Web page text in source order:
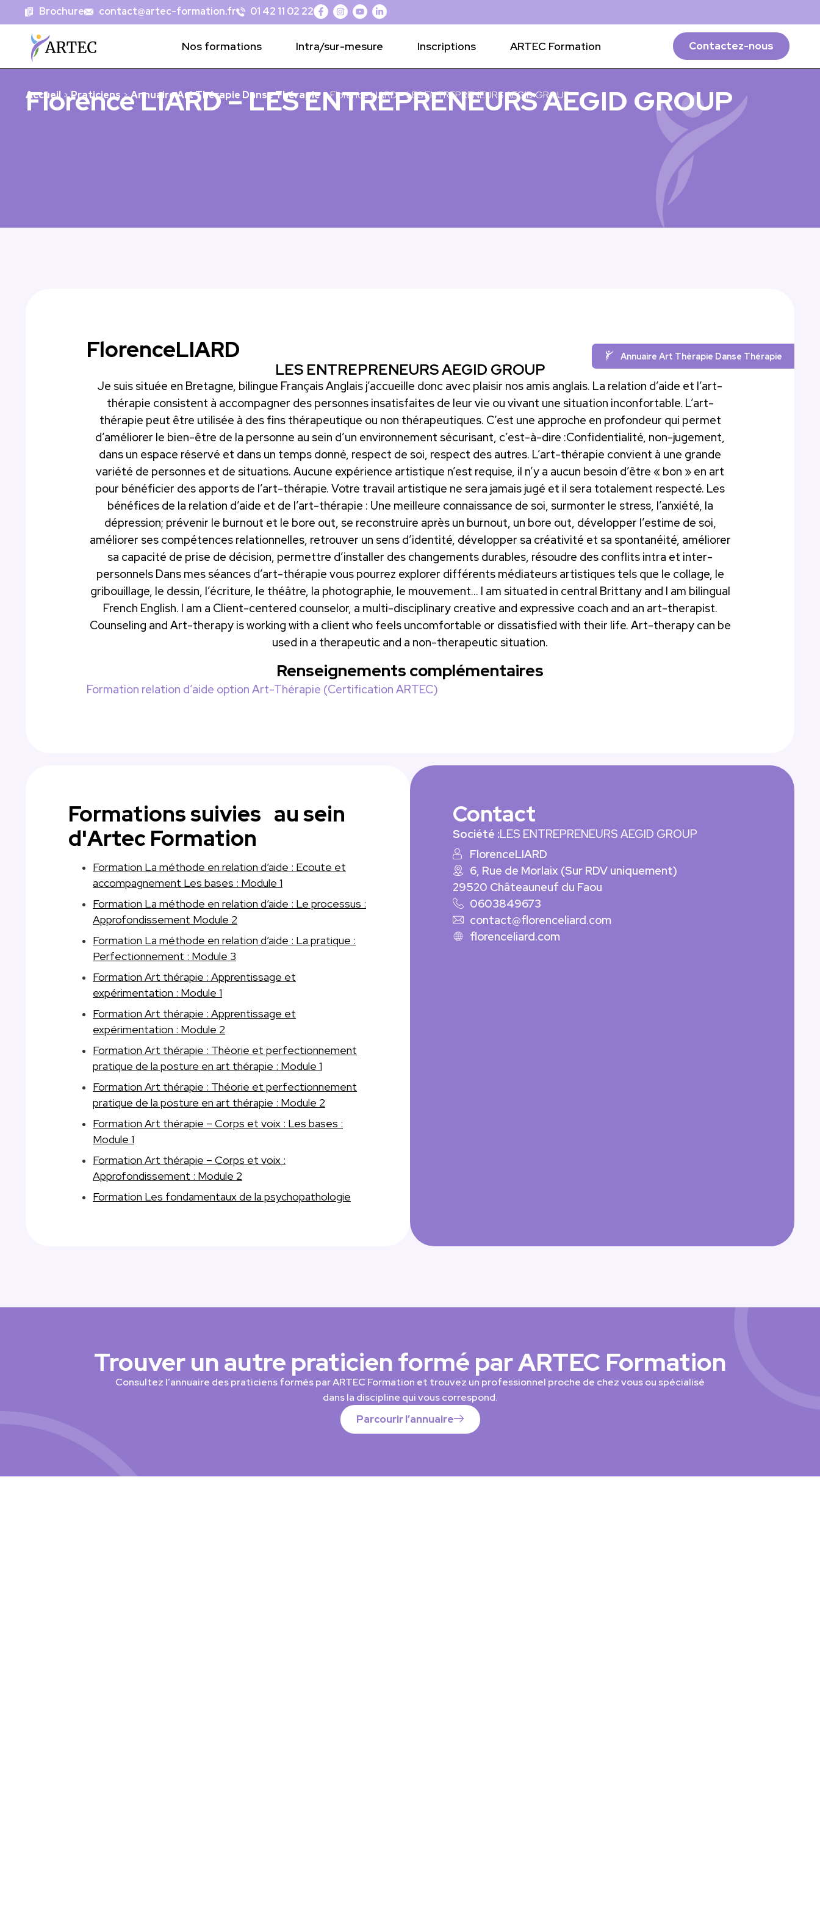
Brochure contact@artec-formation.fr 01 42 11 02 22
Nos formations Intra/sur-mesure Inscriptions ARTEC Formation Contactez-nous
Accueil>Praticiens>Annuaire Art Thérapie Danse Thérapie> Florence LIARD – LES ENTREPRENEURS AEGID GROUP
Florence LIARD – LES ENTREPRENEURS AEGID GROUP
Annuaire Art Thérapie Danse Thérapie
FlorenceLIARD
LES ENTREPRENEURS AEGID GROUP
Je suis située en Bretagne, bilingue Français Anglais j’accueille donc avec plaisir nos amis anglais. La relation d’aide et l’art-
thérapie consistent à accompagner des personnes insatisfaites de leur vie ou vivant une situation inconfortable. L’art-
thérapie peut être utilisée à des fins thérapeutique ou non thérapeutiques. C’est une approche en profondeur qui permet
d’améliorer le bien-être de la personne au sein d’un environnement sécurisant, c’est-à-dire :Confidentialité, non-jugement,
dans un espace réservé et dans un temps donné, respect de soi, respect des autres. L’art-thérapie convient à une grande
variété de personnes et de situations. Aucune expérience artistique n’est requise, il n’y a aucun besoin d’être « bon » en art
pour bénéficier des apports de l’art-thérapie. Votre travail artistique ne sera jamais jugé et il sera totalement respecté. Les
bénéfices de la relation d’aide et de l’art-thérapie : Une meilleure connaissance de soi, surmonter le stress, l’anxiété, la
dépression; prévenir le burnout et le bore out, se reconstruire après un burnout, un bore out, développer l’estime de soi,
améliorer ses compétences relationnelles, retrouver un sens d’identité, développer sa créativité et sa spontanéité, améliorer
sa capacité de prise de décision, permettre d’installer des changements durables, résoudre des conflits intra et inter-
personnels Dans mes séances d’art-thérapie vous pourrez explorer différents médiateurs artistiques tels que le collage, le
gribouillage, le dessin, l’écriture, le théâtre, la photographie, le mouvement… I am situated in central Brittany and I am bilingual
French English. I am a Client-centered counselor, a multi-disciplinary creative and expressive coach and an art-therapist.
Counseling and Art-therapy is working with a client who feels uncomfortable or dissatisfied with their life. Art-therapy can be
used in a therapeutic and a non-therapeutic situation.
Renseignements complémentaires
Formation relation d’aide option Art-Thérapie (Certification ARTEC)
Formations suivies au sein
d'Artec Formation
Formation La méthode en relation d’aide : Ecoute et
accompagnement Les bases : Module 1
Formation La méthode en relation d’aide : Le processus :
Approfondissement Module 2
Formation La méthode en relation d’aide : La pratique :
Perfectionnement : Module 3
Formation Art thérapie : Apprentissage et
expérimentation : Module 1
Formation Art thérapie : Apprentissage et
expérimentation : Module 2
Formation Art thérapie : Théorie et perfectionnement
pratique de la posture en art thérapie : Module 1
Formation Art thérapie : Théorie et perfectionnement
pratique de la posture en art thérapie : Module 2
Formation Art thérapie – Corps et voix : Les bases :
Module 1
Formation Art thérapie – Corps et voix :
Approfondissement : Module 2
Formation Les fondamentaux de la psychopathologie
Contact
Société :LES ENTREPRENEURS AEGID GROUP
FlorenceLIARD
6, Rue de Morlaix (Sur RDV uniquement)
29520 Châteauneuf du Faou
0603849673
contact@florenceliard.com
florenceliard.com
Trouver un autre praticien formé par ARTEC Formation
Consultez l’annuaire des praticiens formés par ARTEC Formation et trouvez un professionnel proche de chez vous ou spécialisé
dans la discipline qui vous correspond.
Parcourir l’annuaire